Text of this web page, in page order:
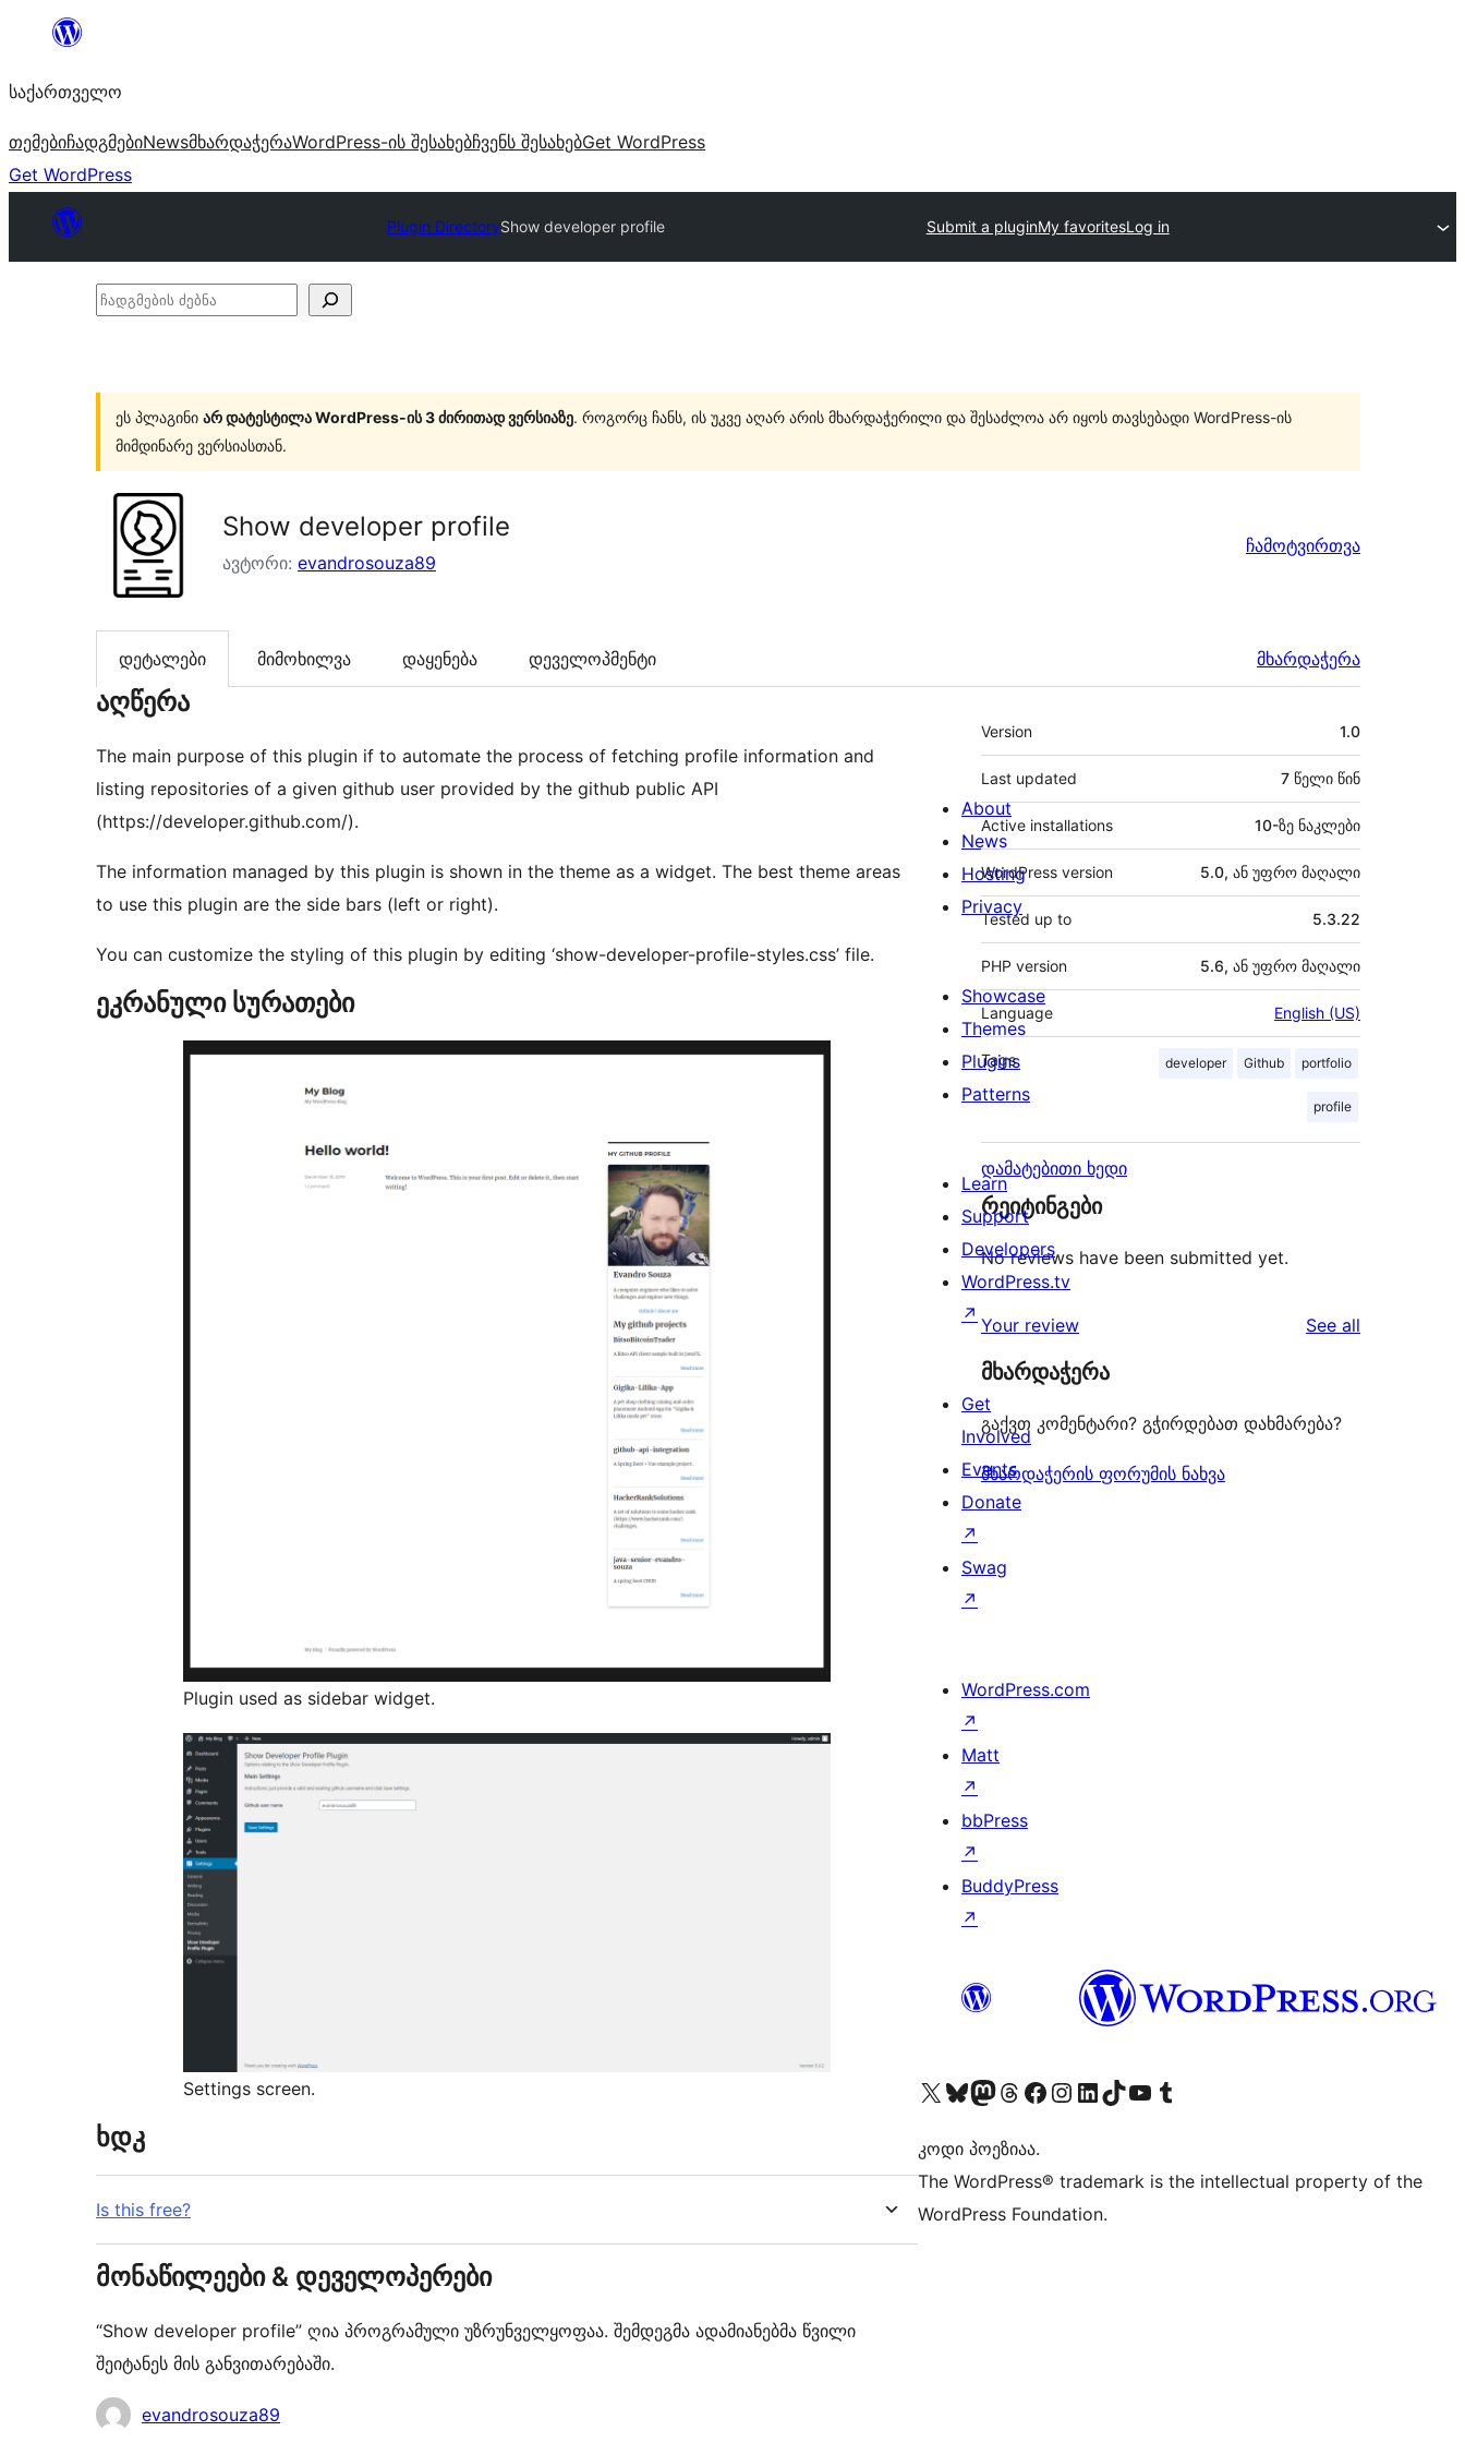
შიგთავსზე
საქართველო
თემებიჩადგმებიNewsმხარდაჭერაWordPress-ის შესახებჩვენს შესახებGet WordPress
Get WordPress
Plugin DirectoryShow developer profile Submit a pluginMy favoritesLog in
ჩადგმების
ეს პლაგინი არ დატესტილა WordPress-ის 3 ძირითად ვერსიაზე. როგორც ჩანს, ის უკვე აღარ არის მხარდაჭერილი და შესაძლოა არ იყოს თავსებადი WordPress-ის
მიმდინარე ვერსიასთან.
Show developer profile
ავტორი: evandrosouza89
ჩამოტვირთვა
დეტალები მიმოხილვა დაყენება დეველოპმენტი მხარდაჭერა
აღწერა
The main purpose of this plugin if to automate the process of fetching profile information and
listing repositories of a given github user provided by the github public API
(https://developer.github.com/).
The information managed by this plugin is shown in the theme as a widget. The best theme areas
to use this plugin are the side bars (left or right).
You can customize the styling of this plugin by editing ‘show-developer-profile-styles.css’ file.
ეკრანული სურათები
Plugin used as sidebar widget.
Settings screen.
ხდკ
Is this free?
მონაწილეები & დეველოპერები
“Show developer profile” ღია პროგრამული უზრუნველყოფაა. შემდეგმა ადამიანებმა წვილი
შეიტანეს მის განვითარებაში.
მონაწილეები
evandrosouza89
მეტა
Version 1.0
Last updated 7 წელი წინ
Active installations 10-ზე ნაკლები
WordPress version 5.0, ან უფრო მაღალი
Tested up to 5.3.22
PHP version 5.6, ან უფრო მაღალი
Language English (US)
Tags developer Github portfolio
profile
დამატებითი ხედი
რეიტინგები
No reviews have been submitted yet.
Your review See all
მხარდაჭერა
გაქვთ კომენტარი? გჭირდებათ დახმარება?
მხარდაჭერის ფორუმის ნახვა
About
News
Hosting
Privacy
Showcase
Themes
Plugins
Patterns
Learn
Support
Developers
WordPress.tv
↗
Get
Involved
Events
Donate
↗
Swag
↗
WordPress.com
↗
Matt
↗
bbPress
↗
BuddyPress
↗
Visit our X (formerly Twitter) account
Visit our Bluesky account
Visit our Mastodon account
Visit our Threads account
Visit our Facebook page
Visit our Instagram account
Visit our LinkedIn account
Visit our TikTok account
Visit our YouTube channel
Visit our Tumblr account
კოდი პოეზიაა.
The WordPress® trademark is the intellectual property of the
WordPress Foundation.